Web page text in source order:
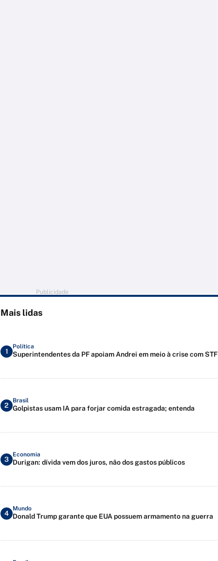
Publicidade
Mais lidas
1
Política
Superintendentes da PF apoiam Andrei em meio à crise com STF
2
Brasil
Golpistas usam IA para forjar comida estragada; entenda
3
Economia
Durigan: dívida vem dos juros, não dos gastos públicos
4
Mundo
Donald Trump garante que EUA possuem armamento na guerra